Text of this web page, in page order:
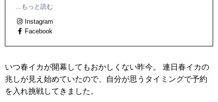
クライオン・フィールドテスター、デュエル・エギテスター
…もっと読む
Instagram
Facebook
いつ春イカが開幕してもおかしくない昨今。 連日春イカの
兆しが見え始めていたので、自分が思うタイミングで予約
を入れ挑戦してきました。